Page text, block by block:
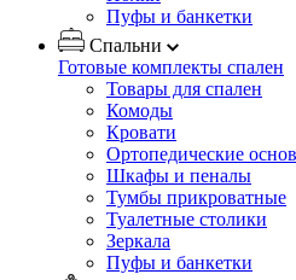
Пуфы и банкетки
Спальни
Готовые комплекты спален
Товары для спален
Комоды
Кровати
Ортопедические
Шкафы и пеналы
Тумбы прикроватные
Туалетные столики
Зеркала
Пуфы и банкетки